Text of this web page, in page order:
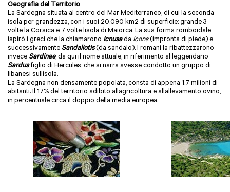
Geografia del Territorio
La Sardegna situata al centro del Mar Mediterraneo, di cui la seconda
isola per grandezza, con i suoi 20.090 km2 di superficie: grande 3
volte la Corsica e 7 volte lisola di Maiorca. La sua forma romboidale
ispirò i greci che la chiamarono Icnusada Icons(impronta di piede) e
successivamente Sandaliotis(da sandalo). I romani la ribattezzarono
invece Sardinae, da qui il nome attuale, in riferimento al leggendario
Sardusfiglio di Hercules, che si narra avesse condotto un gruppo di
libanesi sullisola.
La Sardegna non densamente popolata, consta di appena 1.7 milioni di
abitanti. Il 17% del territorio adibito allagricoltura e allallevamento ovino,
in percentuale circa il doppio della media europea.